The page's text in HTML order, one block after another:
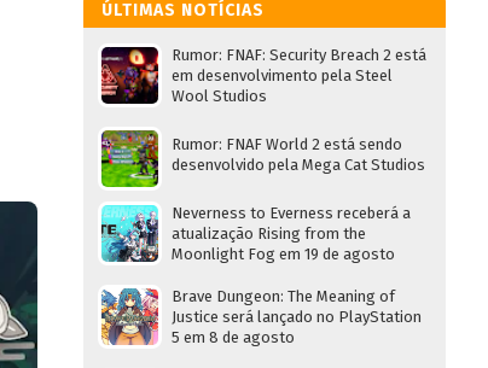
ÚLTIMAS NOTÍCIAS
Rumor: FNAF: Security Breach 2 está
em desenvolvimento pela Steel
Wool Studios
Rumor: FNAF World 2 está sendo
desenvolvido pela Mega Cat Studios
Neverness to Everness receberá a
atualização Rising from the
Moonlight Fog em 19 de agosto
Brave Dungeon: The Meaning of
Justice será lançado no PlayStation
5 em 8 de agosto